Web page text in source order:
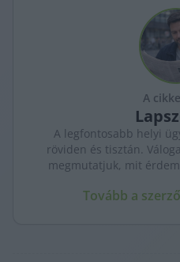
A
A legfontosabb helyi
röviden és tisztán.
megmutatjuk, mit
Tovább a